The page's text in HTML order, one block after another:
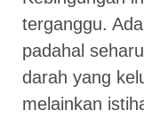
terganggu.
padahal
darah yang
melainkan